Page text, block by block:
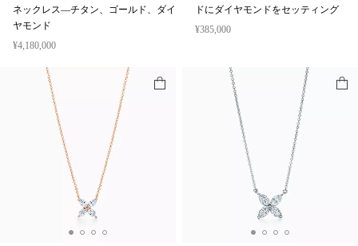
ネックレス—チタン、ゴールド、ダイ
ヤモンド
¥4,180,000
ドにダイヤモンドをセッティング
¥385,000